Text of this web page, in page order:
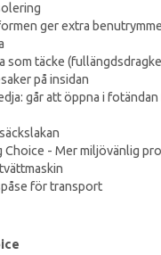
ger extra benutrymme
som täcke
på insidan
går att öppna i
Choice - Mer miljövänlig
för transport